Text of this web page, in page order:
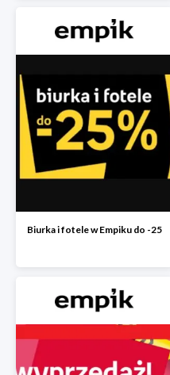
Biurka i fotele w Empiku do -25